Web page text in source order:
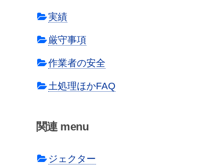
実績
厳守事項
作業者の安全
土処理ほかFAQ
関連 menu
ジェクター